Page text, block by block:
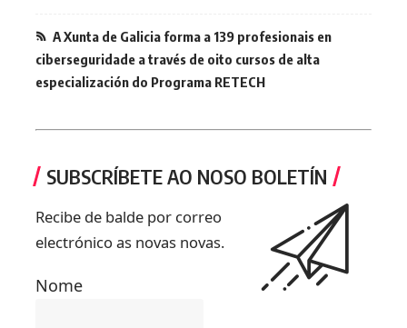
A Xunta de Galicia forma a 139 profesionais en
ciberseguridade a través de oito cursos de alta
especialización do Programa RETECH
SUBSCRÍBETE AO NOSO BOLETÍN
Recibe de balde por correo
electrónico as novas novas.
Nome